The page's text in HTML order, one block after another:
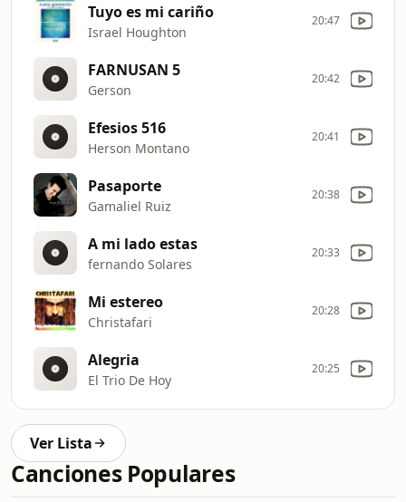
Tuyo es mi cariño
Israel Houghton
20:47
FARNUSAN 5
Gerson
20:42
Efesios 516
Herson Montano
20:41
Pasaporte
Gamaliel Ruiz
20:38
A mi lado estas
fernando Solares
20:33
Mi estereo
Christafari
20:28
Alegria
El Trio De Hoy
20:25
Ver Lista
Canciones Populares